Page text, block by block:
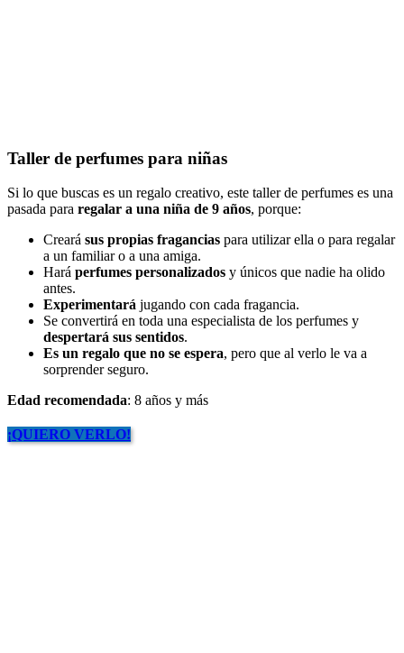
Taller de perfumes para niñas
Si lo que buscas es un regalo creativo, este taller de perfumes es una
pasada para regalar a una niña de 9 años, porque:
Creará sus propias fragancias para utilizar ella o para regalar
a un familiar o a una amiga.
Hará perfumes personalizados y únicos que nadie ha olido
antes.
Experimentará jugando con cada fragancia.
Se convertirá en toda una especialista de los perfumes y
despertará sus sentidos.
Es un regalo que no se espera, pero que al verlo le va a
sorprender seguro.
Edad recomendada: 8 años y más
¡QUIERO VERLO!